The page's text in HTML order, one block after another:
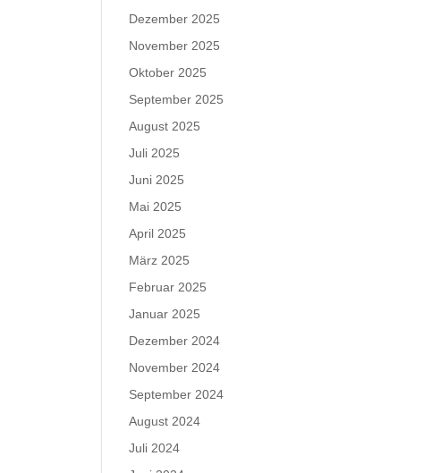
Dezember 2025
November 2025
Oktober 2025
September 2025
August 2025
Juli 2025
Juni 2025
Mai 2025
April 2025
März 2025
Februar 2025
Januar 2025
Dezember 2024
November 2024
September 2024
August 2024
Juli 2024